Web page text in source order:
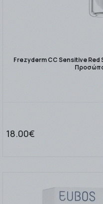
Frezyderm CC Sensitive Red
18.00€